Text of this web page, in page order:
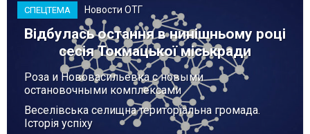
СПЕЦТЕМА Новости ОТГ
Відбулась остання в нинішньому році
сесія Токмацької міськради
Роза и Нововасильевка с новыми
остановочными комплексами
Веселівська селищна територіальна громада.
Історія успіху